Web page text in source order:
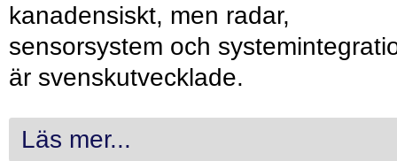
kanadensiskt, men radar,
sensorsystem och
är svenskutvecklade.
Läs mer...